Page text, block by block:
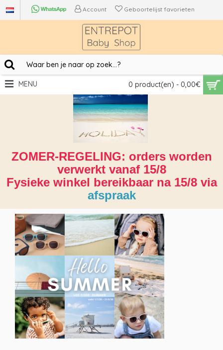
Account Geboortelijst favorieten
0 product(en) - 0,00€
MENU
ZOMER-REGELING: orders worden
verwerkt vanaf 15/8
Fysieke winkel bereikbaar na 15/8 via
afspraak